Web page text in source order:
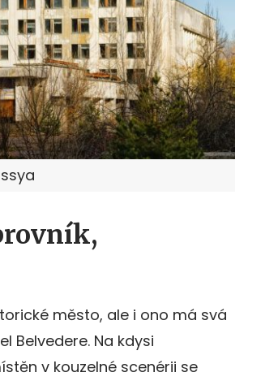
město, ale i ono má svá
Belvedere. Na kdysi
v kouzelné scenérii se